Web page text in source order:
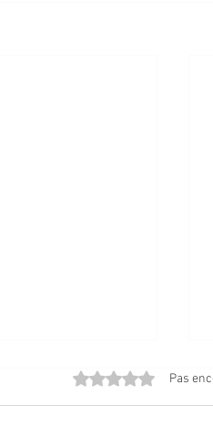
Noté 0 étoile sur 5.
Pas